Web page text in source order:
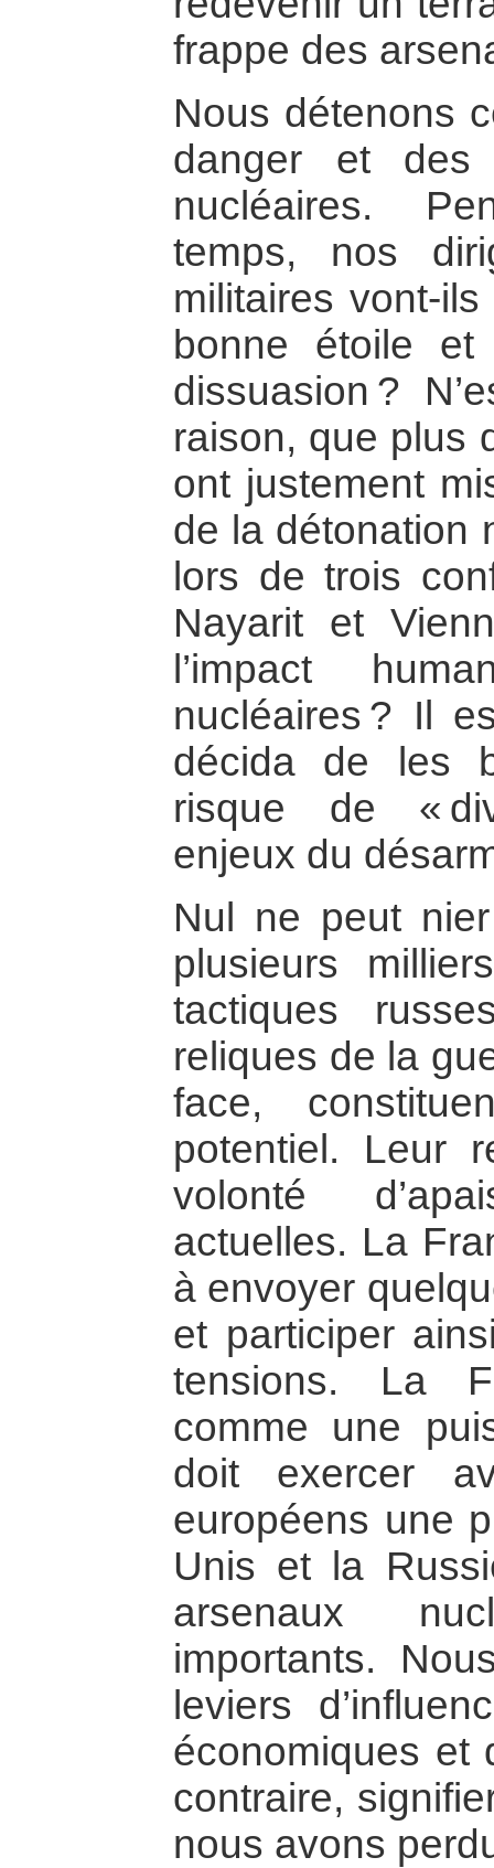
frappe des
Nous détenons
danger et des
nucléaires.
temps, nos
militaires vont-
bonne étoile
dissuasion ?
raison, que plus
ont justement
de la détonation
lors de trois
Nayarit et
l’impact
nucléaires ? Il
décida de les
risque de «
enjeux du
Nul ne peut
plusieurs
tactiques
reliques de la
face,
potentiel. Leur
volonté
actuelles. La
à envoyer
et participer
tensions. La
comme une
doit exercer
européens une
Unis et la
arsenaux
importants.
leviers
économiques et
contraire,
nous avons